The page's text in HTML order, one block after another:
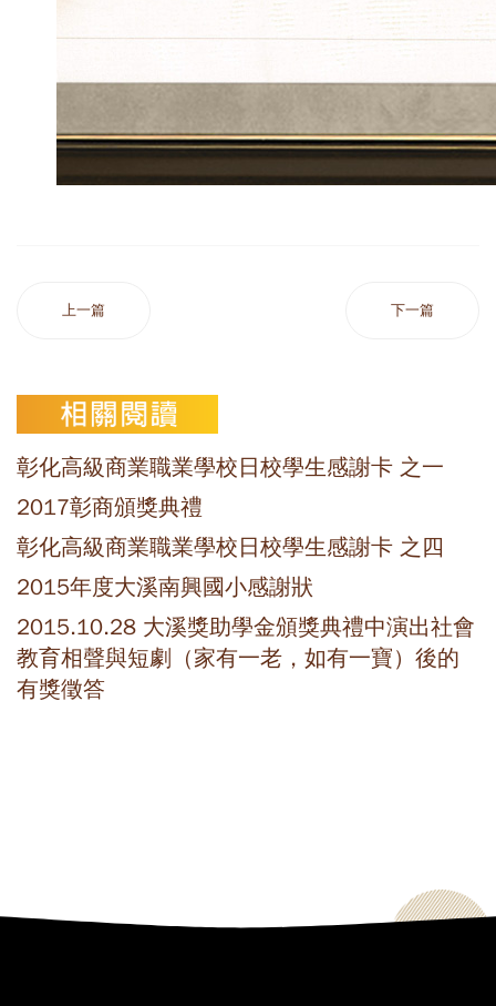
上一篇 下一篇
彰化高級商業職業學校日校學生感謝卡 之一
2017彰商頒獎典禮
彰化高級商業職業學校日校學生感謝卡 之四
2015年度大溪南興國小感謝狀
2015.10.28 大溪獎助學金頒獎典禮中演出社會
教育相聲與短劇（家有一老，如有一寶）後的
有獎徵答